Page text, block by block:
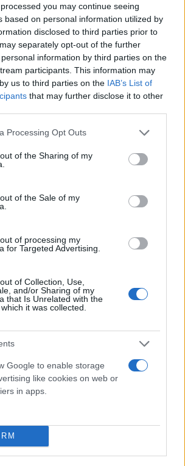
you may continue seeing
based on personal information utilized by
disclosed to third parties prior to
separately opt-out of the further
information by third parties on the
participants. This information may
us to third parties on the IAB’s List of
that may further disclose it to other
website/app uses one or more Google
visit or usage behaviour. You may click to
to Google and its third-party tags to
specified purposes in below Google
Processing Opt Outs
of the Sharing of my
of the Sale of my
of processing my
for Targeted Advertising.
of Collection, Use,
and/or Sharing of my
that Is Unrelated with the
it was collected.
Google to enable storage
like cookies on web or
in apps.